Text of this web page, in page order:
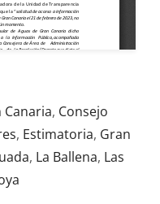
Canaria, Consejo
, Estimatoria, Gran
, La Ballena, Las